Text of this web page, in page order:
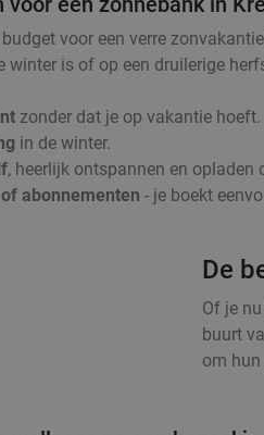
voor een verre
winter is of op een druilerige
zonder dat je op vakantie hoeft.
in de winter.
, heerlijk ontspannen en opladen
abonnementen - je boekt
De
Of je
buurt
om